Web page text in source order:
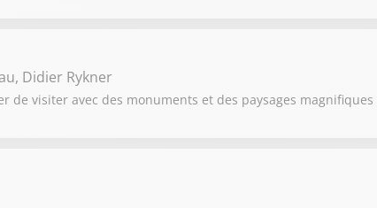
Didier Rykner
de visiter avec des monuments et des paysages magnifiques